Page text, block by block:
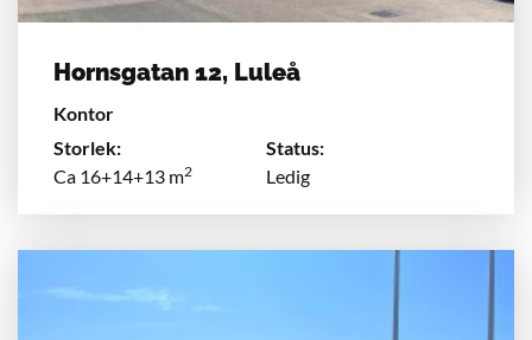
Hornsgatan 12, Luleå
Kontor
Storlek:
Status:
Ca 16+14+13 m2 Ledig